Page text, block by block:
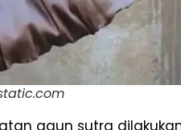
gaun sutra